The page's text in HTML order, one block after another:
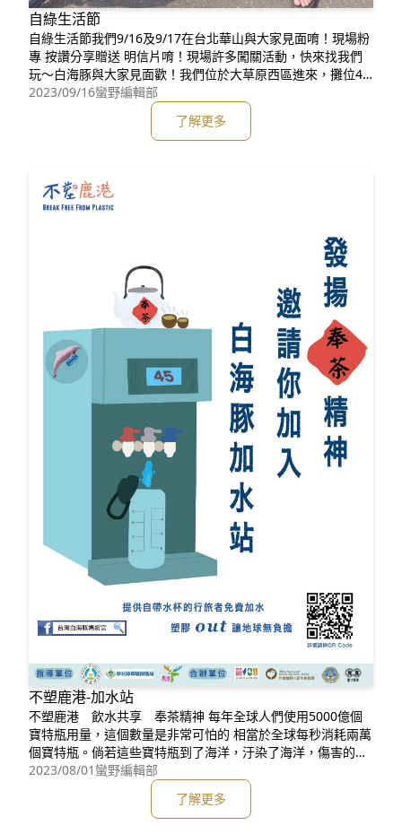
自綠生活節
自綠生活節我們9/16及9/17在台北華山與大家見面唷！現場粉
專 按讚分享贈送 明信片唷！現場許多闖關活動，快來找我們
玩～白海豚與大家見面歡！我們位於大草原西區進來，攤位4
號！左邊是加水站 右邊是益生菌補給站 對面電影院#自綠生活
節#台灣白海豚#今周刊#蠻野心足生態協會#鹿港白海豚媽祖
宮#無塑生活一起來https://www.businesstoday.com.t
2023/09/16蠻野編輯部
了解更多
不塑鹿港-加水站
不塑鹿港 飲水共享 奉茶精神 每年全球人們使用5000億個
寶特瓶用量，這個數量是非常可怕的 相當於全球每秒消耗兩萬
個寶特瓶。倘若這些寶特瓶到了海洋，汙染了海洋，傷害的並
不只是海洋生態，也是我們人類！然而鹿港身為古蹟觀光重
鎮，每當假日～人潮是非常可觀，而帶來的寶特瓶量也是非常
可觀！於是我們募集了許多飲水機，希望民眾來到了這古色古
香的地方，可以自發性的帶起我們的環保杯～來到我們的加水
2023/08/01 蠻野編輯部
了解更多